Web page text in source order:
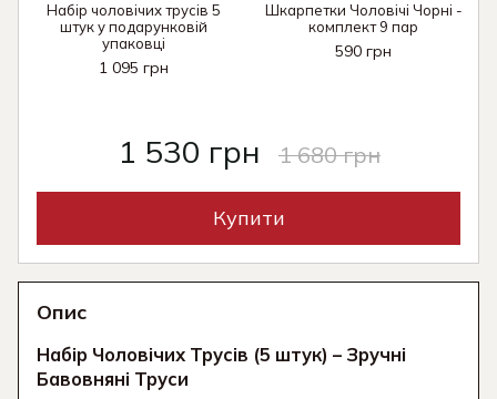
Набір чоловічих трусів 5
штук у подарунковій
упаковці
1 095 грн
Шкарпетки Чоловічі Чорні -
комплект 9 пар
590 грн
1 530 грн 1 680 грн
Купити
Опис
Набір Чоловічих Трусів (5 штук) – Зручні
Бавовняні Труси